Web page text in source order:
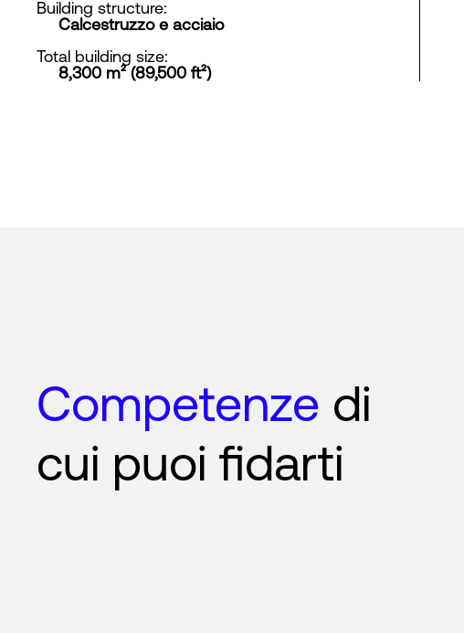
Building structure:
Calcestruzzo e acciaio
Total building size:
8,300 m² (89,500 ft²)
Competenze di
cui puoi fidarti